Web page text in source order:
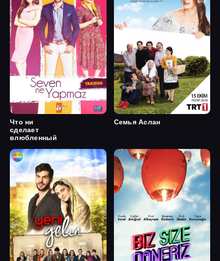
Что ни
сделает
влюбленный
Семья Аслан